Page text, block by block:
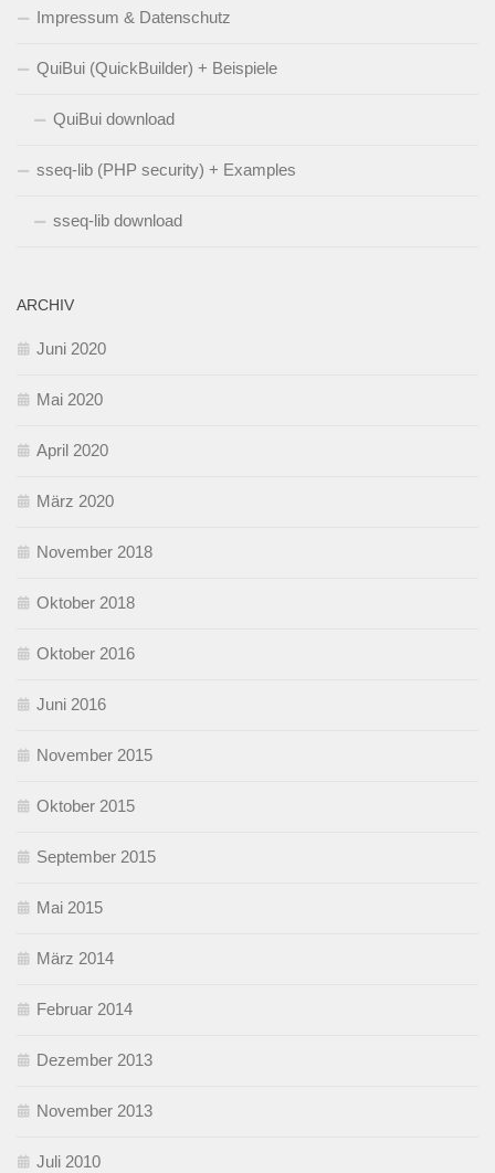
Impressum & Datenschutz
QuiBui (QuickBuilder) + Beispiele
QuiBui download
sseq-lib (PHP security) + Examples
sseq-lib download
ARCHIV
Juni 2020
Mai 2020
April 2020
März 2020
November 2018
Oktober 2018
Oktober 2016
Juni 2016
November 2015
Oktober 2015
September 2015
Mai 2015
März 2014
Februar 2014
Dezember 2013
November 2013
Juli 2010